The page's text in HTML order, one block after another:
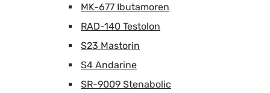
MK-677 Ibutamoren
RAD-140 Testolon
S23 Mastorin
S4 Andarine
SR-9009 Stenabolic